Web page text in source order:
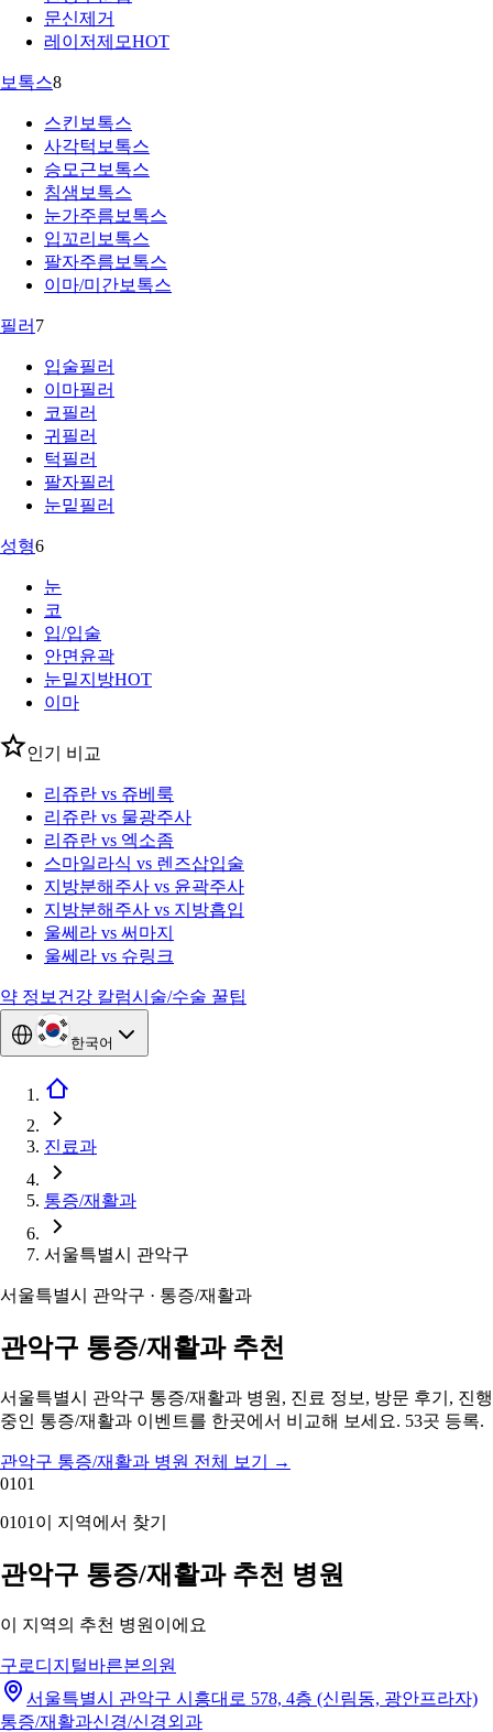
문신제거
레이저제모HOT
보톡스8
스킨보톡스
사각턱보톡스
승모근보톡스
침샘보톡스
눈가주름보톡스
입꼬리보톡스
팔자주름보톡스
이마/미간보톡스
필러 7
입술필러
이마필러
코필러
귀필러
턱필러
팔자필러
눈밑필러
성형6
눈
코
입/입술
안면윤곽
눈밑지방HOT
이마
인기 비교
리쥬란 vs 쥬베룩
리쥬란 vs 물광주사
리쥬란 vs 엑소좀
스마일라식 vs 렌즈삽입술
지방분해주사 vs 윤곽주사
지방분해주사 vs 지방흡입
울쎄라 vs 써마지
울쎄라 vs 슈링크
약 정보 건강 칼럼시술/수술 꿀팁
한국어
진료과
통증/재활과
서울특별시 관악구
서울특별시 관악구 · 통증/재활과
관악구 통증/재활과 추천
서울특별시 관악구 통증/재활과 병원, 진료 정보, 방문 후기, 진행
중인 통증/재활과 이벤트를 한곳에서 비교해 보세요. 53곳 등록.
관악구 통증/재활과 병원 전체 보기
→
0101
0101 이 지역에서 찾기
관악구 통증/재활과 추천 병원
이 지역의 추천 병원이에요
구로디지털바른본의원
서울특별시 관악구 시흥대로 578, 4층 (신림동, 광안프라자)
통증/재활과신경/신경외과